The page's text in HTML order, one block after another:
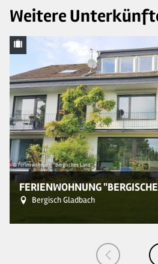
Weitere
© Ferienwohnung "Bergisches Land"
FERIENWOHNUNG
Bergisch Gladbach